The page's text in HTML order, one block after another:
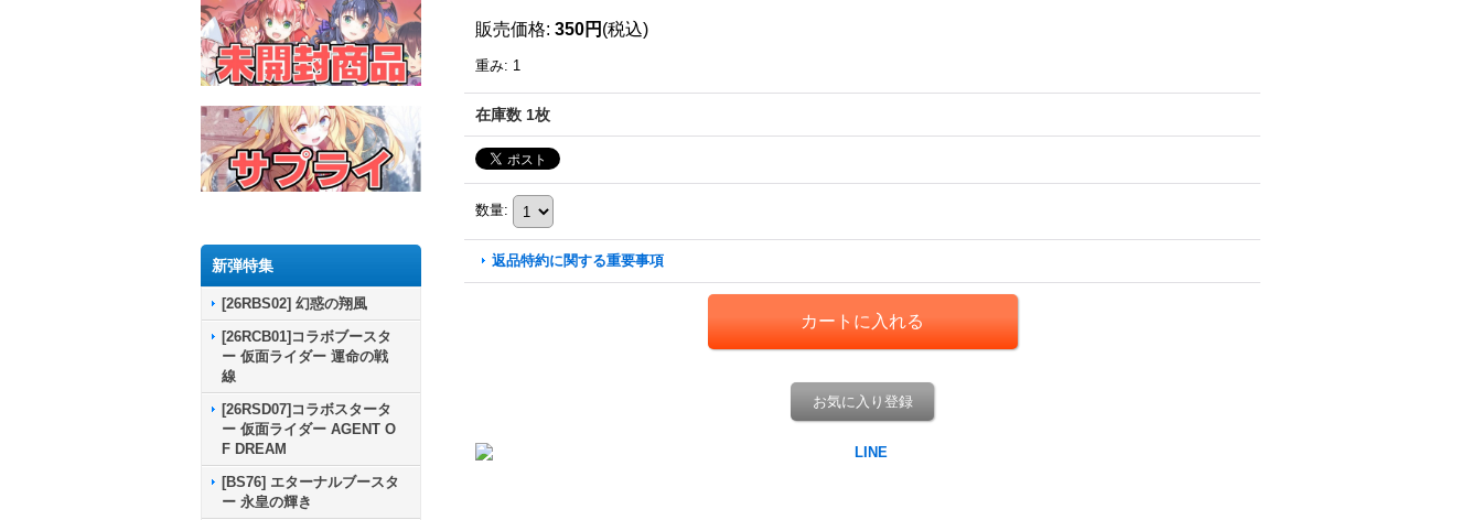
新弾特集
[26RBS02] 幻惑の翔風
[26RCB01]コラボブースタ
ー 仮面ライダー 運命の戦
線
[26RSD07]コラボスタータ
ー 仮面ライダー AGENT O
F DREAM
[BS76] エターナルブースタ
ー 永皇の輝き
販売価格: 350円 (税込)
重み: 1
在庫数 1枚
数量:
返品特約に関する重要事項
お気に入り登録